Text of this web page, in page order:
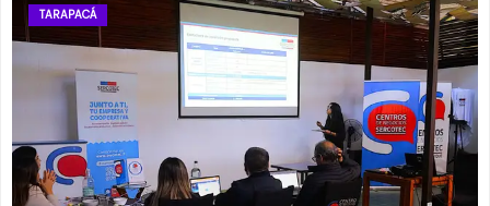
TARAPACÁ